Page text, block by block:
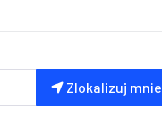
Zlokalizuj mnie